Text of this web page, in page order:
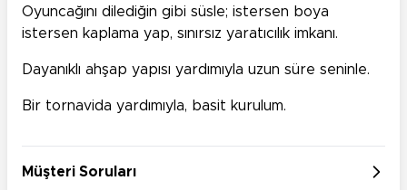
Oyuncağını dilediğin gibi süsle; istersen boya
istersen kaplama yap, sınırsız yaratıcılık imkanı.
Dayanıklı ahşap yapısı yardımıyla uzun süre seninle.
Bir tornavida yardımıyla, basit kurulum.
Müşteri Soruları